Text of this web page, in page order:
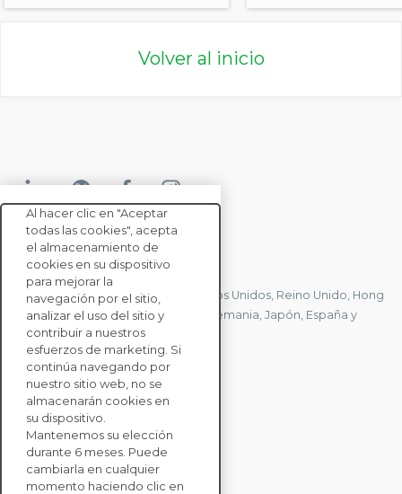
Volver al inicio
CONTACTE CON NOSOTROS
Tenemos oficinas en Francia, Estados Unidos, Reino Unido, Hong
Kong, Mauricio, Polonia, Canadá, Alemania, Japón, España y
Singapur.
CONTACTE CON
NOSOTROS
SOLUCIONES
PARA EMPRESAS
Al hacer clic en "Aceptar
todas las cookies", acepta
el almacenamiento de
cookies en su dispositivo
para mejorar la
navegación por el sitio,
analizar el uso del sitio y
contribuir a nuestros
esfuerzos de marketing. Si
continúa navegando por
nuestro sitio web, no se
almacenarán cookies en
su dispositivo.
Mantenemos su elección
durante 6 meses. Puede
cambiarla en cualquier
momento haciendo clic en